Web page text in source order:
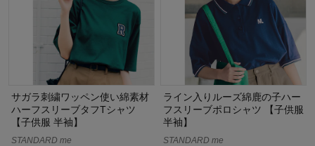
サガラ刺繍ワッペン使い綿素材
ハーフスリーブタフTシャツ
【子供服 半袖】
STANDARD me
ライン入りルーズ綿鹿の子ハー
フスリーブポロシャツ 【子供服
半袖】
STANDARD me